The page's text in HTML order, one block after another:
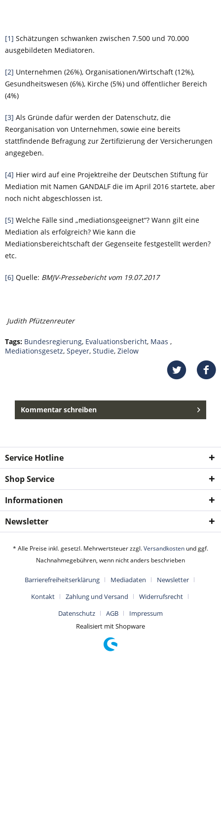
[1] Schätzungen schwanken zwischen 7.500 und 70.000
ausgebildeten Mediatoren.
[2] Unternehmen (26%), Organisationen/Wirtschaft (12%),
Gesundheitswesen (6%), Kirche (5%) und öffentlicher Bereich
(4%)
[3] Als Gründe dafür werden der Datenschutz, die
Reorganisation von Unternehmen, sowie eine bereits
stattfindende Befragung zur Zertifizierung der Versicherungen
angegeben.
[4] Hier wird auf eine Projektreihe der Deutschen Stiftung für
Mediation mit Namen GANDALF die im April 2016 startete, aber
noch nicht abgeschlossen ist.
[5] Welche Fälle sind „mediationsgeeignet“? Wann gilt eine
Mediation als erfolgreich? Wie kann die
Mediationsbereichtschaft der Gegenseite festgestellt werden?
etc.
[6] Quelle: BMJV-Pressebericht vom 19.07.2017
Judith Pfützenreuter
Tags: Bundesregierung, Evaluationsbericht, Maas ,
Mediationsgesetz, Speyer, Studie, Zielow
Kommentar schreiben
Service Hotline
Shop Service
Informationen
Newsletter
* Alle Preise inkl. gesetzl. Mehrwertsteuer zzgl.Versandkosten und ggf.
Nachnahmegebühren, wenn nicht anders beschrieben
Barrierefreiheitserklärung Mediadaten
Newsletter
Kontakt
Zahlung und Versand
Widerrufsrecht
Datenschutz
AGB
Impressum
Realisiert mit Shopware